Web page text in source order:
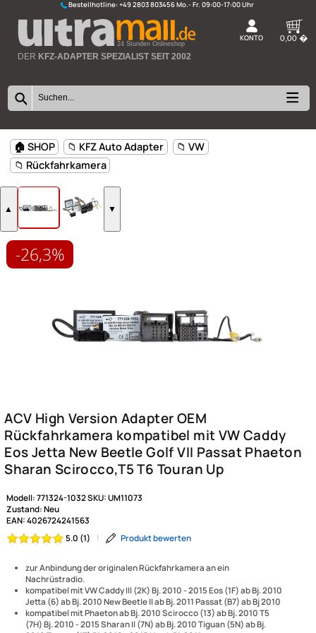
Bestellhotline:+49 2803 803456
24 Stunden Onlineshop
🏠 SHOP 📁 KFZ Auto Adapter
📁 Rückfahrkamera
▲ ▼
-26,3%
Zustand:Neu
EAN:4026724241563
5.0 (1) | Produkt bewerten